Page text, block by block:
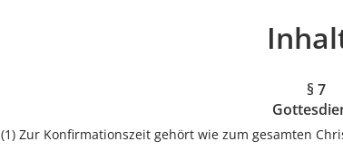
§ 7
(1) Zur Konfirmationszeit gehört wie zum gesamten